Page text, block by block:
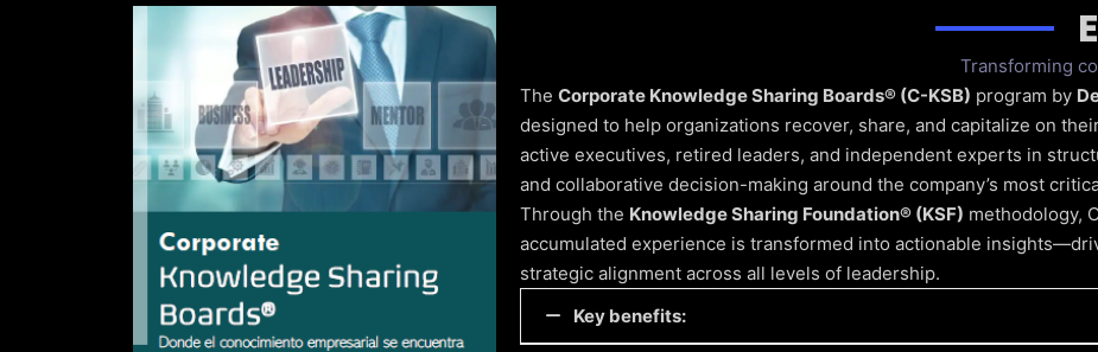
Transforming
TheCorporate Knowledge Sharing Boards® (C-KSB) program by
designed to help organizations recover, share, and capitalize on
active executives, retired leaders, and independent experts in
and collaborative decision-making around the company’s most
Through the Knowledge Sharing Foundation® (KSF) methodology,
accumulated experience is transformed into actionable
strategic alignment across all levels of leadership.
Key benefits: